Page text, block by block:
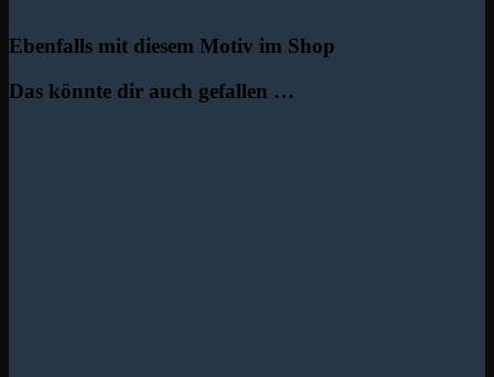
Ebenfalls mit diesem Motiv im Shop
Das könnte dir auch gefallen …